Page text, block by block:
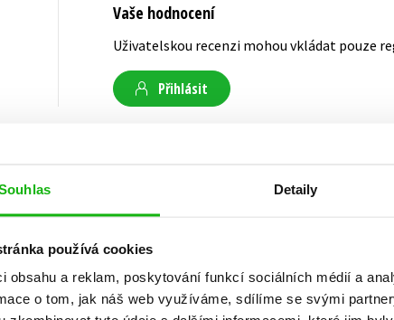
Detaily
používá cookies
obsahu a reklam, poskytování funkcí sociálních médií a
o tom, jak náš web využíváme, sdílíme se svými
Vaše hodnocení
Uživatelskou recenzi mohou vkládat pouze
Přihlásit
AUTOR KNIHY
Prof. PhDr. Pavel Floss (*